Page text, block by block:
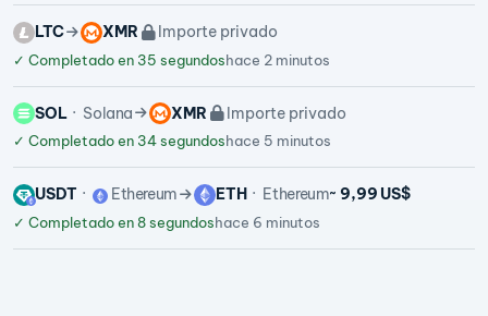
LTC XMR Importe privado
✓ Completado en 35 segundoshace 2 minutos
SOL Solana XMR Importe privado
✓ Completado en 34 segundoshace 5 minutos
USDT Ethereum ETH Ethereum~ 9,99 US$
✓ Completado en 8 segundoshace 6 minutos